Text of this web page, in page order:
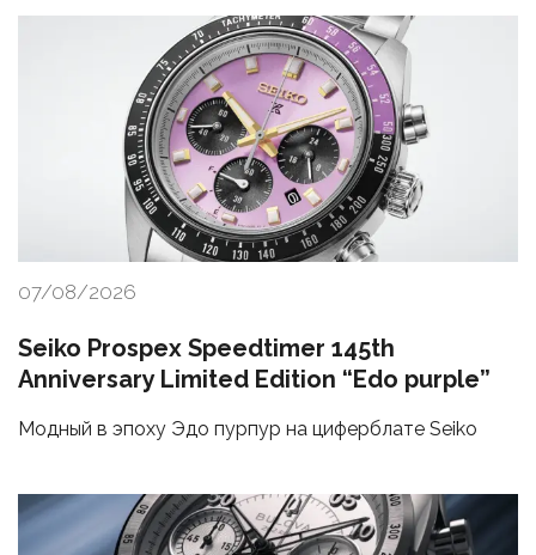
07/08/2026
Seiko Prospex Speedtimer 145th
Anniversary Limited Edition “Edo purple”
Модный в эпоху Эдо пурпур на циферблате Seiko